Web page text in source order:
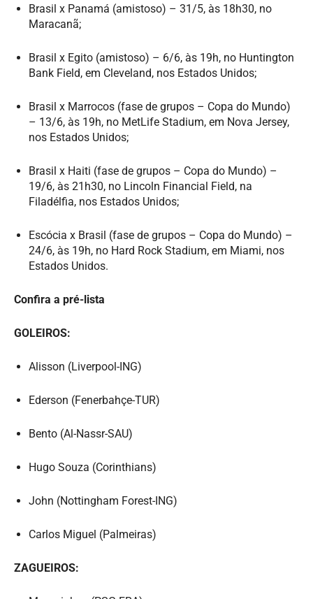
Brasil x Panamá (amistoso) – 31/5, às 18h30, no
Maracanã;
Brasil x Egito (amistoso) – 6/6, às 19h, no Huntington
Bank Field, em Cleveland, nos Estados Unidos;
Brasil x Marrocos (fase de grupos – Copa do Mundo)
– 13/6, às 19h, no MetLife Stadium, em Nova Jersey,
nos Estados Unidos;
Brasil x Haiti (fase de grupos – Copa do Mundo) –
19/6, às 21h30, no Lincoln Financial Field, na
Filadélfia, nos Estados Unidos;
Escócia x Brasil (fase de grupos – Copa do Mundo) –
24/6, às 19h, no Hard Rock Stadium, em Miami, nos
Estados Unidos.
Confira a pré-lista
GOLEIROS:
Alisson (Liverpool-ING)
Ederson (Fenerbahçe-TUR)
Bento (Al-Nassr-SAU)
Hugo Souza (Corinthians)
John (Nottingham Forest-ING)
Carlos Miguel (Palmeiras)
ZAGUEIROS: